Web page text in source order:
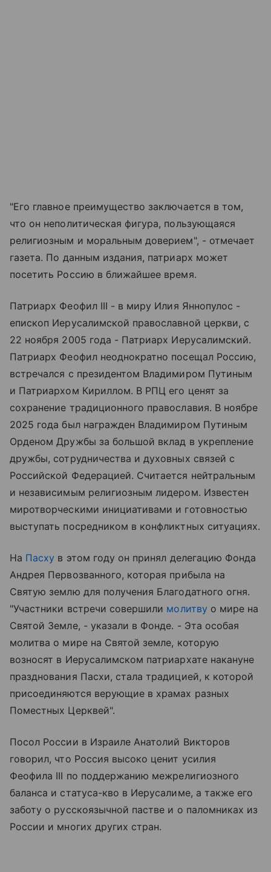
"Его главное преимущество заключается в том,
что он неполитическая фигура, пользующаяся
религиозным и моральным доверием", - отмечает
газета. По данным издания, патриарх может
посетить Россию в ближайшее время.
Патриарх Феофил III - в миру Илия Яннопулос -
епископ Иерусалимской православной церкви, с
22 ноября 2005 года - Патриарх Иерусалимский.
Патриарх Феофил неоднократно посещал Россию,
встречался с президентом Владимиром Путиным
и Патриархом Кириллом. В РПЦ его ценят за
сохранение традиционного православия. В ноябре
2025 года был награжден Владимиром Путиным
Орденом Дружбы за большой вклад в укрепление
дружбы, сотрудничества и духовных связей с
Российской Федерацией. Считается нейтральным
и независимым религиозным лидером. Известен
миротворческими инициативами и готовностью
выступать посредником в конфликтных ситуациях.
На Пасху в этом году он принял делегацию Фонда
Андрея Первозванного, которая прибыла на
Святую землю для получения Благодатного огня.
"Участники встречи совершили молитву о мире на
Святой Земле, - указали в Фонде. - Эта особая
молитва о мире на Святой земле, которую
возносят в Иерусалимском патриархате накануне
празднования Пасхи, стала традицией, к которой
присоединяются верующие в храмах разных
Поместных Церквей".
Посол России в Израиле Анатолий Викторов
говорил, что Россия высоко ценит усилия
Феофила III по поддержанию межрелигиозного
баланса и статуса-кво в Иерусалиме, а также его
заботу о русскоязычной пастве и о паломниках из
России и многих других стран.